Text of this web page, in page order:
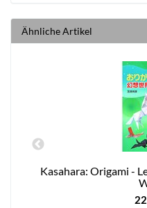
Ähnliche Artikel
Kasahara: Origami -